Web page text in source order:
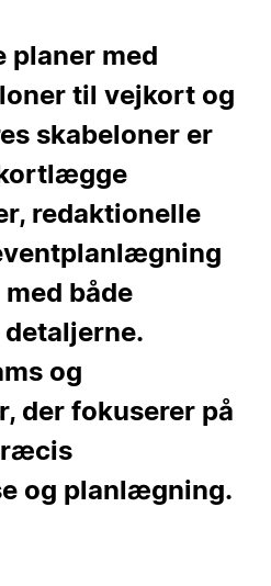
planer med
til vejkort og
skabeloner er
redaktionelle
både
og
der fokuserer på
og planlægning.